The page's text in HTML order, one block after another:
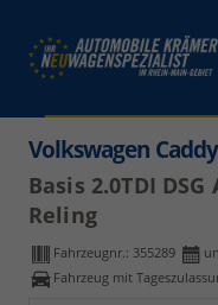
Volkswagen Caddy
Basis 2.0TDI DSG
Reling
Fahrzeugnr.: 355289
Fahrzeug mit